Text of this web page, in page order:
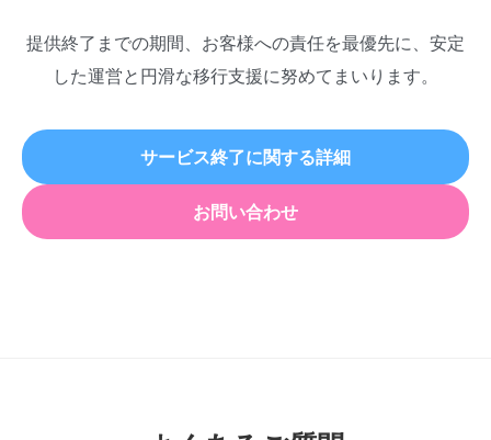
提供終了までの期間、お客様への責任を最優先に、安定
した運営と円滑な移行支援に努めてまいります。
サービス終了に関する詳細
お問い合わせ